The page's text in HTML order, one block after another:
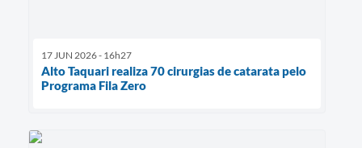
17 JUN 2026 - 16h27
Alto Taquari realiza 70 cirurgias de catarata pelo
Programa Fila Zero